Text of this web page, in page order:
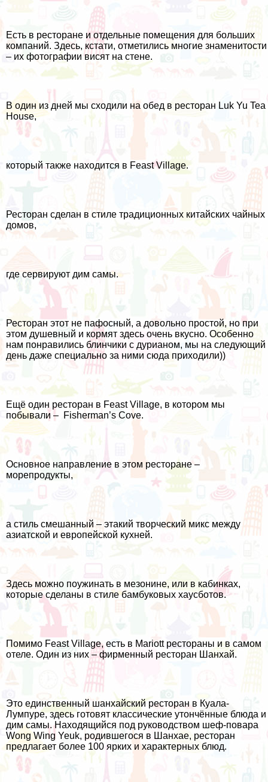
Есть в ресторане и отдельные помещения для больших
компаний. Здесь, кстати, отметились многие знаменитости
– их фотографии висят на стене.
В один из дней мы сходили на обед в ресторан Luk Yu Tea
House,
который также находится в Feast Village.
Ресторан сделан в стиле традиционных китайских чайных
домов,
где сервируют дим самы.
Ресторан этот не пафосный, а довольно простой, но при
этом душевный и кормят здесь очень вкусно. Особенно
нам понравились блинчики с дурианом, мы на следующий
день даже специально за ними сюда приходили))
Ещё один ресторан в Feast Village, в котором мы
побывали – Fisherman’s Cove.
Основное направление в этом ресторане –
морепродукты,
а стиль смешанный – этакий творческий микс между
азиатской и европейской кухней.
Здесь можно поужинать в мезонине, или в кабинках,
которые сделаны в стиле бамбуковых хаусботов.
Помимо Feast Village, есть в Mariott рестораны и в самом
отеле. Один из них – фирменный ресторан Шанхай.
Это единственный шанхайский ресторан в Куала-
Лумпуре, здесь готовят классические утончённые блюда и
дим самы. Находящийся под руководством шеф-повара
Wong Wing Yeuk, родившегося в Шанхае, ресторан
предлагает более 100 ярких и характерных блюд.